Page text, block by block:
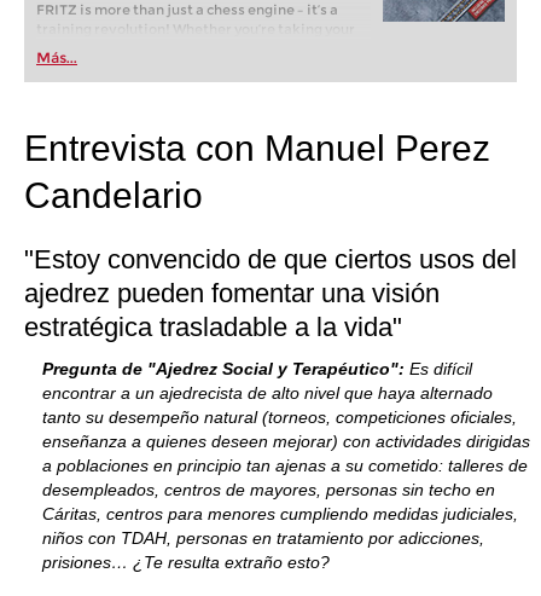
FRITZ is more than just a chess engine – it’s a
training revolution! Whether you’re taking your
first steps into the world of club chess, or already
playing at a tournament level: with FRITZ, you can
train more efficiently, intelligently and with a
Más...
Entrevista con Manuel Perez
Candelario
"Estoy convencido de que ciertos usos del
ajedrez pueden fomentar una visión
estratégica trasladable a la vida"
Pregunta de "Ajedrez Social y Terapéutico": Es difícil
encontrar a un ajedrecista de alto nivel que haya alternado
tanto su desempeño natural (torneos, competiciones oficiales,
enseñanza a quienes deseen mejorar) con actividades dirigidas
a poblaciones en principio tan ajenas a su cometido: talleres de
desempleados, centros de mayores, personas sin techo en
Cáritas, centros para menores cumpliendo medidas judiciales,
niños con TDAH, personas en tratamiento por adicciones,
prisiones… ¿Te resulta extraño esto?